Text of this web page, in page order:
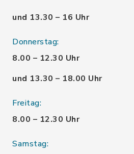
und 13.30 – 16 Uhr
Donnerstag:
8.00 – 12.30 Uhr
und 13.30 – 18.00 Uhr
Freitag:
8.00 – 12.30 Uhr
Samstag: